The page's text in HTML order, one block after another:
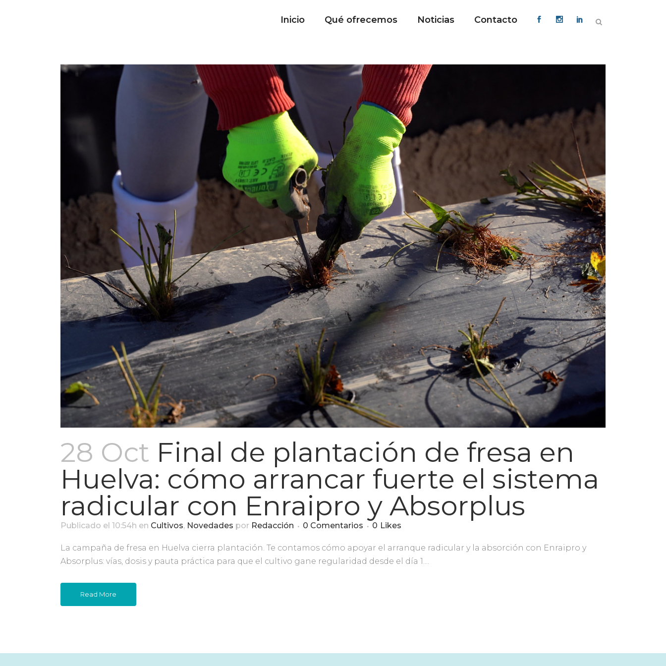
Inicio Qué ofrecemos Noticias Contacto
28 Oct Final de plantación de fresa en
Huelva: cómo arrancar fuerte el sistema
radicular con Enraipro y Absorplus
Publicado el 10:54h en Cultivos, Novedades por Redacción 0 Comentarios 0 Likes
La campaña de fresa en Huelva cierra plantación. Te contamos cómo apoyar el arranque radicular y la absorción con Enraipro y
Absorplus: vías, dosis y pauta práctica para que el cultivo gane regularidad desde el día 1....
Read More